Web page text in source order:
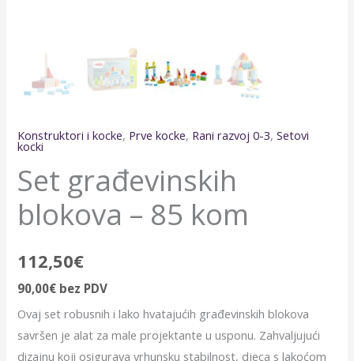
Konstruktori i kocke, Prve kocke, Rani razvoj 0-3,Setovi
kocki
Set građevinskih
blokova – 85 kom
112,50€
90,00€ bez PDV
Ovaj set robusnih i lako hvatajućih građevinskih blokova
savršen je alat za male projektante u usponu. Zahvaljujući
dizajnu koji osigurava vrhunsku stabilnost, djeca s lakoćom